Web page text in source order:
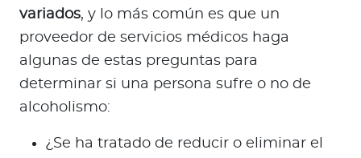
variados, y lo más común es que un
proveedor de servicios médicos haga
algunas de estas preguntas para
determinar si una persona sufre o no de
alcoholismo:
¿Se ha tratado de reducir o eliminar el